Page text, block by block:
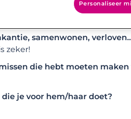
weer contact met hem
hobby.
samenwonen,
zeker!
die hebt moeten maken
je voor hem/haar doet?
Personaliseer